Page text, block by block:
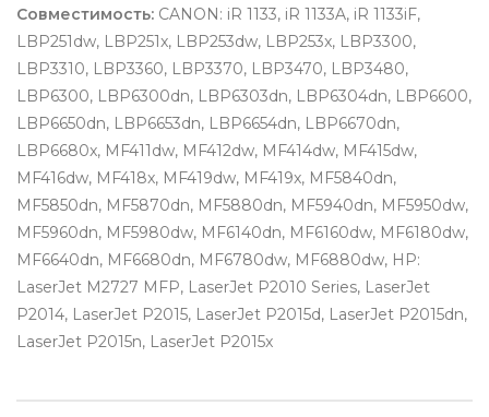
Совместимость: CANON: iR 1133, iR 1133A, iR 1133iF,
LBP251dw, LBP251x, LBP253dw, LBP253x, LBP3300,
LBP3310, LBP3360, LBP3370, LBP3470, LBP3480,
LBP6300, LBP6300dn, LBP6303dn, LBP6304dn, LBP6600,
LBP6650dn, LBP6653dn, LBP6654dn, LBP6670dn,
LBP6680x, MF411dw, MF412dw, MF414dw, MF415dw,
MF416dw, MF418x, MF419dw, MF419x, MF5840dn,
MF5850dn, MF5870dn, MF5880dn, MF5940dn, MF5950dw,
MF5960dn, MF5980dw, MF6140dn, MF6160dw, MF6180dw,
MF6640dn, MF6680dn, MF6780dw, MF6880dw, HP:
LaserJet M2727 MFP, LaserJet P2010 Series, LaserJet
P2014, LaserJet P2015, LaserJet P2015d, LaserJet P2015dn,
LaserJet P2015n, LaserJet P2015x